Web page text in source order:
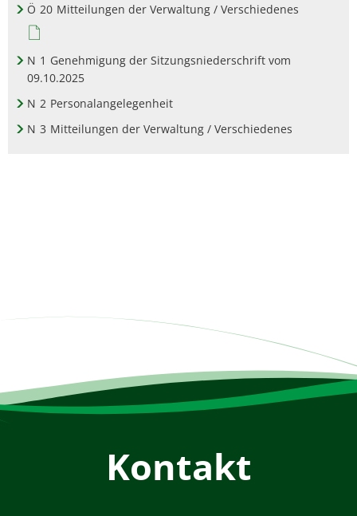
Ö 20 Mitteilungen der Verwaltung / Verschiedenes
N 1 Genehmigung der Sitzungsniederschrift vom
09.10.2025
N 2 Personalangelegenheit
N 3 Mitteilungen der Verwaltung / Verschiedenes
Kontakt